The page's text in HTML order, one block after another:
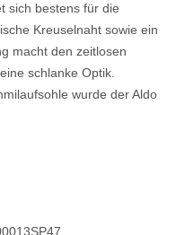
sich bestens für die
Kreuselnaht sowie ein
macht den zeitlosen
schlanke Optik.
wurde der Aldo